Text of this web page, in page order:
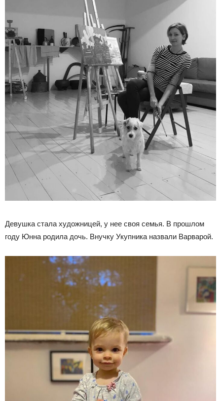
Девушка стала художницей, у нее своя семья. В прошлом
году Юнна родила дочь. Внучку Укупника назвали Варварой.